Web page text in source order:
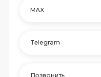
MAX
Telegram
Позвонить